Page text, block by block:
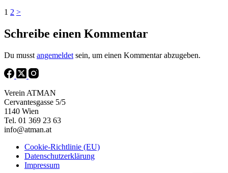
1 2 >
Schreibe einen Kommentar
Du musst angemeldet sein, um einen Kommentar abzugeben.
Verein ATMAN
Cervantesgasse 5/5
1140 Wien
Tel. 01 369 23 63
info@atman.at
Cookie-Richtlinie (EU)
Datenschutzerklärung
Impressum